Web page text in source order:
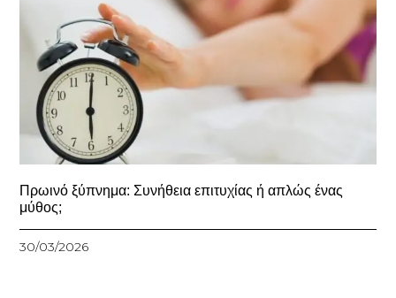
Πρωινό ξύπνημα: Συνήθεια επιτυχίας ή απλώς ένας
μύθος;
30/03/2026